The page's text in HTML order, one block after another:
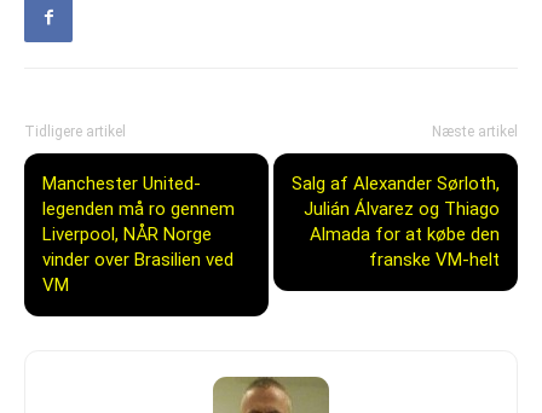
Tidligere artikel
Manchester United-
legenden må ro gennem
Liverpool, NÅR Norge
vinder over Brasilien ved
VM
Næste artikel
Salg af Alexander Sørloth,
Julián Álvarez og Thiago
Almada for at købe den
franske VM-helt